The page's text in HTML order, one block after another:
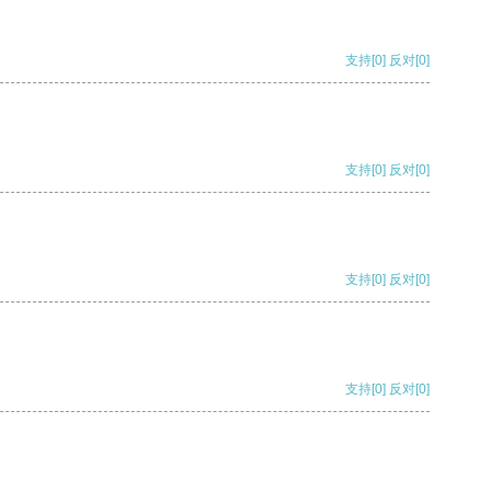
支持[0] 反对[0]
支持[0] 反对[0]
支持[0] 反对[0]
支持[0] 反对[0]